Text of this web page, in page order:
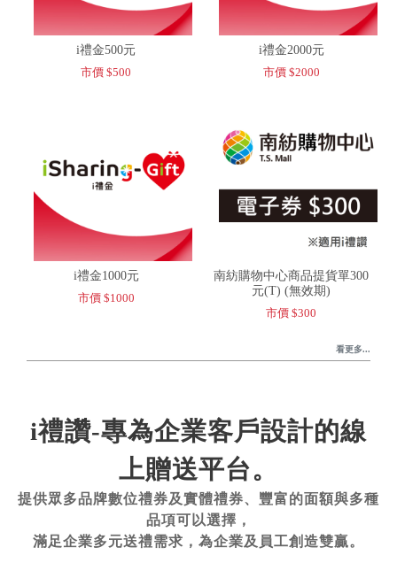
i禮金500元
市價 $500
i禮金2000元
市價 $2000
i禮金1000元
市價 $1000
南紡購物中心商品提貨單300
元(T) (無效期)
市價 $300
看更多...
i禮讚-專為企業客戶設計的線
上贈送平台。
提供眾多品牌數位禮券及實體禮券、豐富的面額與多種
品項可以選擇，
滿足企業多元送禮需求，為企業及員工創造雙贏。